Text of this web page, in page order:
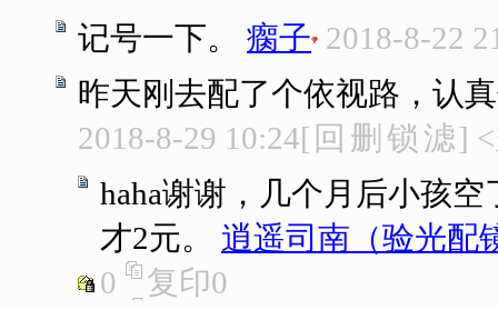
记号一下。
瘸子 2018-8-22
昨天刚去配了个依视路，认
2018-8-29 10:24[ 回 删 锁 滤]
haha谢谢，几个月后小孩
才2元。
逍遥司南（验光配
0
复印0